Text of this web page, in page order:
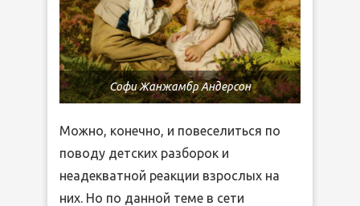
Софи Жанжамбр Андерсон
Можно, конечно, и повеселиться по
поводу детских разборок и
неадекватной реакции взрослых на
них. Но по данной теме в сети